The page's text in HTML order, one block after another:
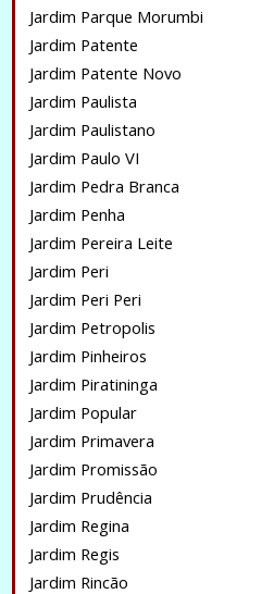
Jardim Parque Morumbi
Jardim Patente
Jardim Patente Novo
Jardim Paulista
Jardim Paulistano
Jardim Paulo VI
Jardim Pedra Branca
Jardim Penha
Jardim Pereira Leite
Jardim Peri
Jardim Peri Peri
Jardim Petropolis
Jardim Pinheiros
Jardim Piratininga
Jardim Popular
Jardim Primavera
Jardim Promissão
Jardim Prudência
Jardim Regina
Jardim Regis
Jardim Rincão